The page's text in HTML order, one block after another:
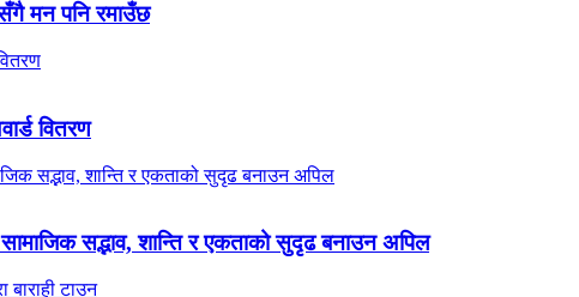
मन पनि रमाउँछ
वितरण
सामाजिक सद्भाव, शान्ति र एकताको सुदृढ बनाउन अपिल